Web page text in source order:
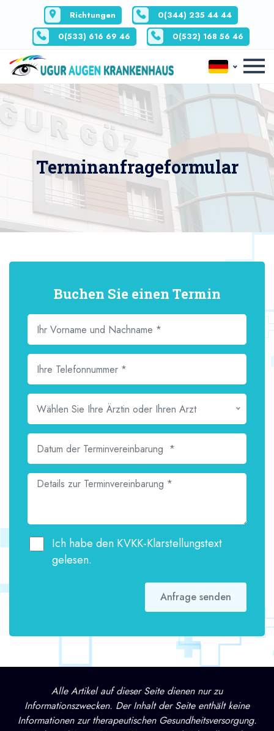
Richtungen
0(344) 235 44 44
0(533) 616 69 46
0(532) 168 56 46
Terminanfrageformular
Buchen Sie einen Termin
Wählen Sie Ihre Ärztin oder Ihren Arzt
Ich habe den KVKK-Klarstellungstext
gelesen.
Anfrage senden
Alle Artikel auf dieser Seite dienen nur zu
Informationszwecken. Der Inhalt der Seite enthält keine
Informationen zur therapeutischen Gesundheitsversorgung.